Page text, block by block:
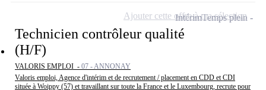
Technicien contrôleur qualité
(H/F)
VALORIS EMPLOI - 07 - ANNONAY
Valoris emploi, Agence d'intérim et de recrutement / placement en CDD et CDI
située à Woippy (57) et travaillant sur toute la France et le Luxembourg, recrute pour
IntérimTemps plein
Ajouter cette offre à ma sélection